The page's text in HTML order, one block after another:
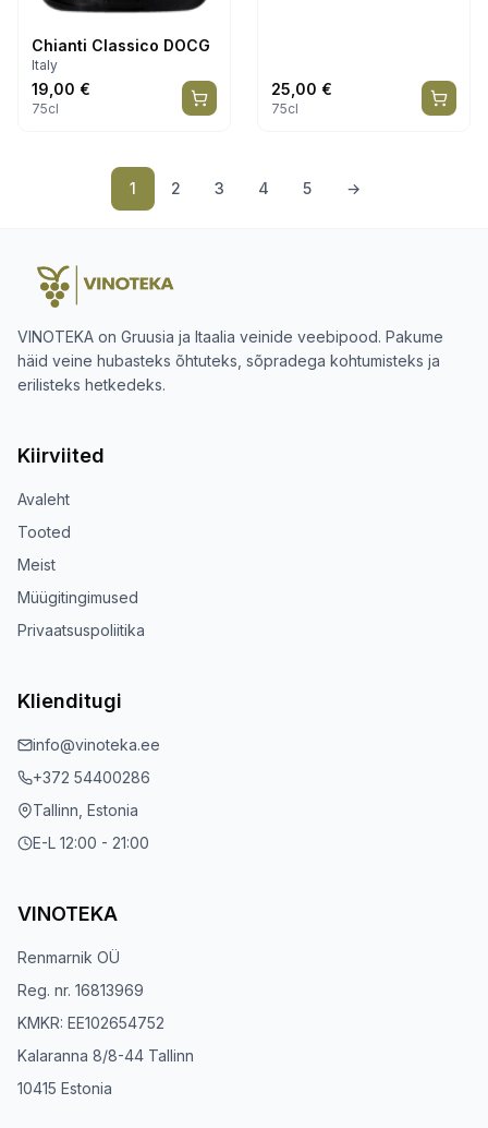
Chianti Classico DOCG
Italy
19,00 €
75cl
25,00 €
75cl
1 2 3 4 5 →
VINOTEKA on Gruusia ja Itaalia veinide veebipood. Pakume
häid veine hubasteks õhtuteks, sõpradega kohtumisteks ja
erilisteks hetkedeks.
Kiirviited
Avaleht
Tooted
Meist
Müügitingimused
Privaatsuspoliitika
Klienditugi
info@vinoteka.ee
+372 54400286
Tallinn, Estonia
E-L 12:00 - 21:00
VINOTEKA
Renmarnik OÜ
Reg. nr. 16813969
KMKR: EE102654752
Kalaranna 8/8-44 Tallinn
10415 Estonia